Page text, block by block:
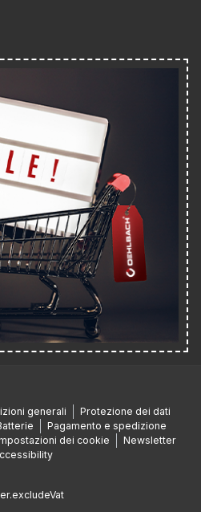
generali
Protezione dei dati
Pagamento e spedizione
dei cookie
Newsletter